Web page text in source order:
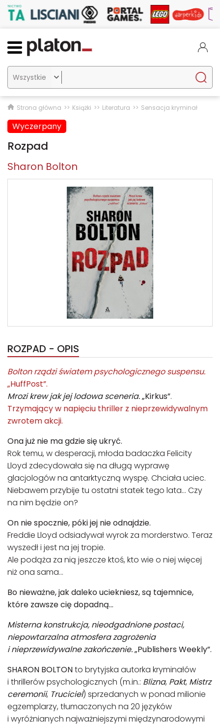

Strona główna Książki Literatura Sensacja kryminał
Wyczerpany
Rozpad
Sharon Bolton
ROZPAD - OPIS
Bolton rządzi światem psychologicznego suspensu.
„HuffPost”.
Mrozi krew jak jej lodowa sceneria.„Kirkus”.
Trzymający w napięciu thriller z nieprzewidywalnym
zwrotem akcji.
Ona już nie ma gdzie się ukryć.
Rok temu, w desperacji, młoda badaczka Felicity
Lloyd zdecydowała się na długą wyprawę
glacjologów na antarktyczną wyspę. Chciała uciec.
Niebawem przybije tu ostatni statek tego lata… Czy
na nim będzie on?
On nie spocznie, póki jej nie odnajdzie.
Freddie Lloyd odsiadywał wyrok za morderstwo. Teraz
wyszedł i jest na jej tropie.
Ale podąża za nią jeszcze ktoś, kto wie o niej więcej
niż ona sama…
Bo nieważne, jak daleko uciekniesz, są tajemnice,
które zawsze cię dopadną...
Misterna konstrukcja, nieodgadnione postaci,
niepowtarzalna atmosfera zagrożenia
i nieprzewidywalne zakończenie.„Publishers Weekly”.
SHARON BOLTONto brytyjska autorka kryminałów
i thrillerów psychologicznych (m.in.: Blizna, Pakt, Mistrz
ceremonii, Truciciel) sprzedanych w ponad milionie
egzemplarzy, tłumaczonych na 20 języków
i wyróżnianych najważniejszymi międzynarodowymi